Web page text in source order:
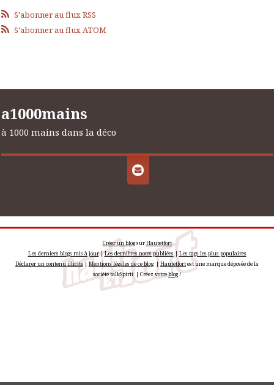
S'abonner au flux RSS
S'abonner au flux ATOM
a1000mains
à 1000 mains dans la déco
Créer un blogsurHautetfort
Les derniers blogs mis à jour|Les dernières notes publiées |Les tags les plus populaires
Déclarer un contenu illicite| Mentions légales de ce blog| Hautetfortest une marque déposée de la
société talkSpirit | Créez votreblog!